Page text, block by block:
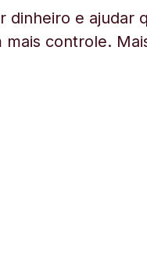
dinheiro e ajudar
mais controle.